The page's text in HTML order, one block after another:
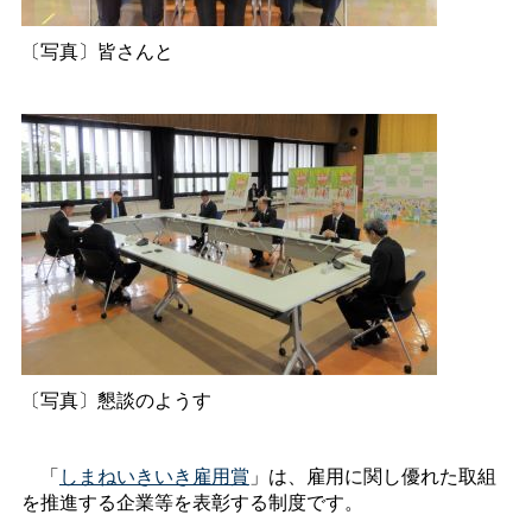
〔写真〕皆さんと
〔写真〕懇談のようす
「しまねいきいき雇用賞 」は、雇用に関し優れた取組
を推進する企業等を表彰する制度です。